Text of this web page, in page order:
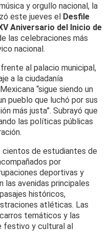
y orgullo nacional, la
este jueves el Desfile
Aniversario del Inicio de
las celebraciones más
nacional.
al palacio municipal,
a la ciudadanía
“sigue siendo un
pueblo que luchó por sus
más justa”. Subrayó que
las políticas públicas
cientos de estudiantes de
por
deportivas y
las avenidas principales
históricos,
atléticas. Las
temáticos y las
festivo y cultural al